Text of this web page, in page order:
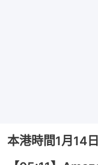
本港時間1月14日